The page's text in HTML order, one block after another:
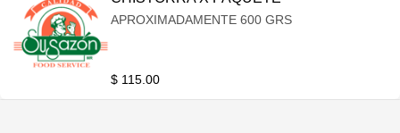
APROXIMADAMENTE 600 GRS
$ 115.00